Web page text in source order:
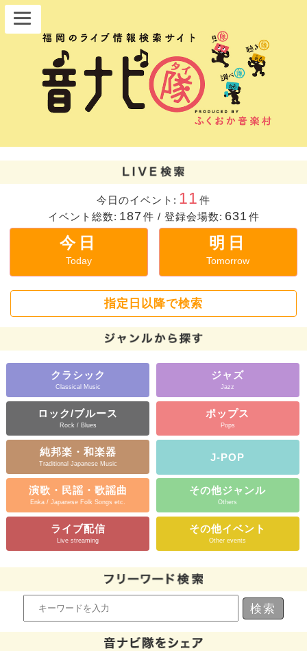
今日のイベント: 11 件
イベント総数: 187 件 / 登録会場数: 631 件
今日
Today
明日
Tomorrow
指定日以降で検索
クラシック
Classical Music
ジャズ
Jazz
ロック/ブルース
Rock / Blues
ポップス
Pops
純邦楽・和楽器
Traditional Japanese Music
J-POP
演歌・民謡・歌謡曲
Enka / Japanese Folk Songs etc.
その他ジャンル
Others
ライブ配信
Live streaming
その他イベント
Other events